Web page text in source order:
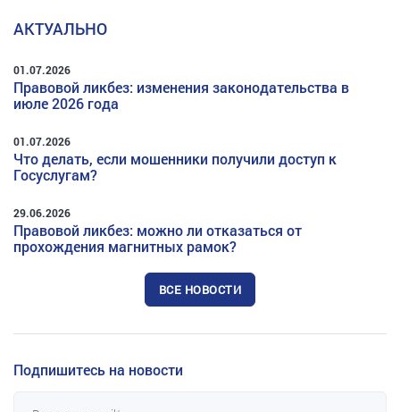
АКТУАЛЬНО
01.07.2026
Правовой ликбез: изменения законодательства в
июле 2026 года
01.07.2026
Что делать, если мошенники получили доступ к
Госуслугам?
29.06.2026
Правовой ликбез: можно ли отказаться от
прохождения магнитных рамок?
ВСЕ НОВОСТИ
Подпишитесь на новости